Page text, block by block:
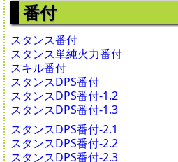
番付
スタンス番付
スタンス単純火力番付
スキル番付
スタンスDPS番付
スタンスDPS番付-1.2
スタンスDPS番付-1.3
スタンスDPS番付-2.1
スタンスDPS番付-2.2
スタンスDPS番付-2.3